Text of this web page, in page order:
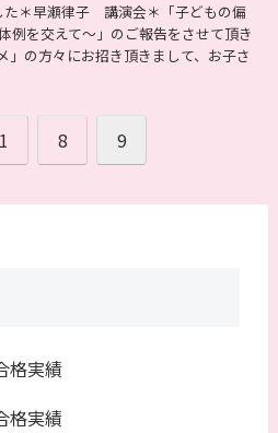
た＊早瀬律子 講演会＊「子どもの偏
を交えて～」のご報告をさせて頂き
」の方々にお招き頂きまして、お子さ
1 8 9
実績
実績